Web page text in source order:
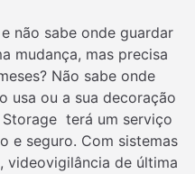
não sabe onde guardar
mudança, mas precisa
Não sabe onde
usa ou a sua decoração
Storage terá um serviço
e seguro. Com sistemas
videovigilância de última